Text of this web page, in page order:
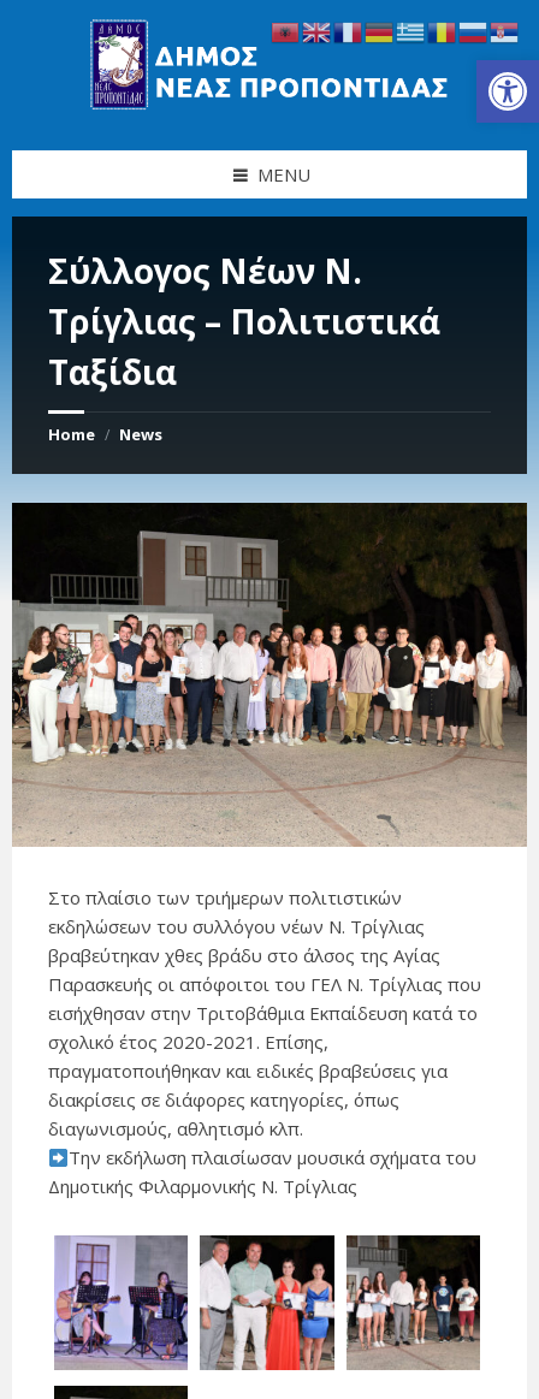
Ανοίξτε τη γραμμή εργαλείων
MENU
Σύλλογος Νέων Ν.
Τρίγλιας – Πολιτιστικά
Ταξίδια
Home / News
Στο πλαίσιο των τριήμερων πολιτιστικών
εκδηλώσεων του συλλόγου νέων Ν. Τρίγλιας
βραβεύτηκαν χθες βράδυ στο άλσος της Αγίας
Παρασκευής οι απόφοιτοι του ΓΕΛ Ν. Τρίγλιας που
εισήχθησαν στην Τριτοβάθμια Εκπαίδευση κατά το
σχολικό έτος 2020-2021. Επίσης,
πραγματοποιήθηκαν και ειδικές βραβεύσεις για
διακρίσεις σε διάφορες κατηγορίες, όπως
διαγωνισμούς, αθλητισμό κλπ.
Την εκδήλωση πλαισίωσαν μουσικά σχήματα του
Δημοτικής Φιλαρμονικής Ν. Τρίγλιας